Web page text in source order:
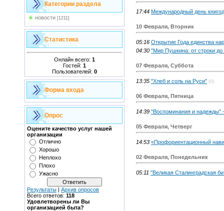
Категории раздела
новости [1211]
Статистика
Онлайн всего: 1
Гостей: 1
Пользователей: 0
Форма входа
Опрос
Оцените качество услуг нашей
организации
Отлично
Хорошо
Неплохо
Плохо
Ужасно
Результаты | Архив опросов
Всего ответов: 118
Удовлетворены ли Вы
организацией быта?
17:44 Международный день
10 Февраля, Вторник
05:16 Открытие Года единства
04:30 "Мир Пушкина: от строки до
07 Февраля, Суббота
13:35 "Хлеб и соль на Руси" (0)
06 Февраля, Пятница
14:39 "Воспоминания и надежды"
05 Февраля, Четверг
14:53 «Профориентационный
02 Февраля, Понедельник
05:11 "Великая Сталинградская